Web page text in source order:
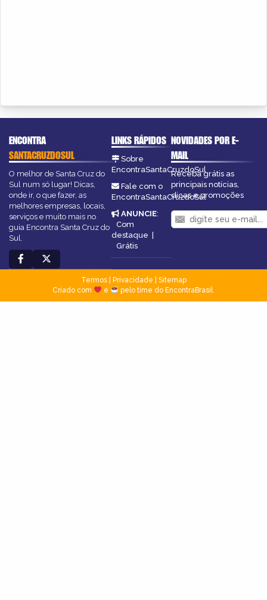
ENCONTRA
SANTACRUZDOSUL
O melhor de Santa Cruz do
Sul num só lugar! Dicas,
onde ir, o que fazer, as
melhores empresas, locais,
serviços e muito mais no
guia Encontra Santa Cruz do
Sul.
LINKS RÁPIDOS
Sobre
EncontraSantaCruzdoSul
Fale com o
EncontraSantaCruzdoSul
ANUNCIE:
Com
destaque |
Grátis
NOVIDADES POR E-
MAIL
Receba grátis as
principais notícias,
dicas e promoções
Termos| Privacidade
Sitemap
Criado com
e pelo time do EncontraBrasil